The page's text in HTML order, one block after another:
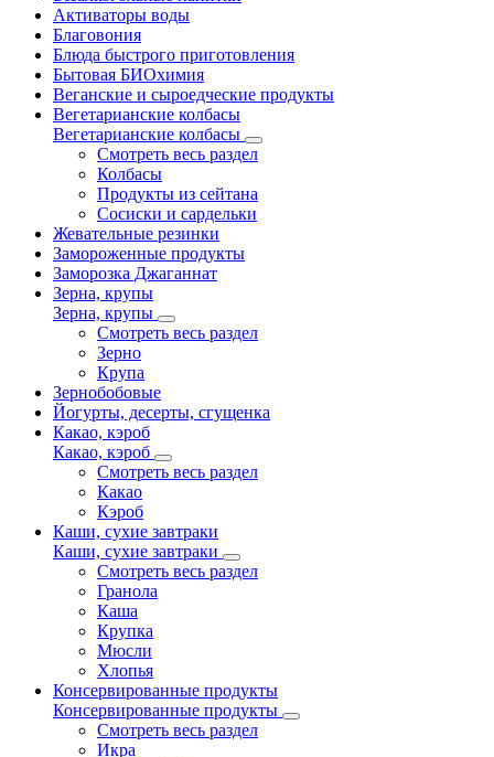
Активаторы воды
Благовония
Блюда быстрого приготовления
Бытовая БИОхимия
Веганские и сыроедческие продукты
Вегетарианские колбасы
Вегетарианские колбасы
Смотреть весь раздел
Колбасы
Продукты из сейтана
Сосиски и сардельки
Жевательные резинки
Замороженные продукты
Заморозка Джаганнат
Зерна, крупы
Зерна, крупы
Смотреть весь раздел
Зерно
Крупа
Зернобобовые
Йогурты, десерты, сгущенка
Какао, кэроб
Какао, кэроб
Смотреть весь раздел
Какао
Кэроб
Каши, сухие завтраки
Каши, сухие завтраки
Смотреть весь раздел
Гранола
Каша
Крупка
Мюсли
Хлопья
Консервированные продукты
Консервированные продукты
Смотреть весь раздел
Икра